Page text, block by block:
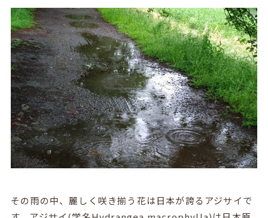
その雨の中、麗しく咲き揃う花は日本が誇るアジサイで